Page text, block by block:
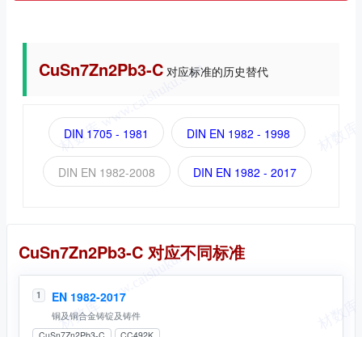
CuSn7Zn2Pb3-C 对应标准的历史替代
DIN 1705 - 1981 DIN EN 1982 - 1998
DIN EN 1982-2008 DIN EN 1982 - 2017
同名标准
CuSn7Zn2Pb3-C 对应不同标准
1 EN 1982-2017
铜及铜合金铸锭及铸件